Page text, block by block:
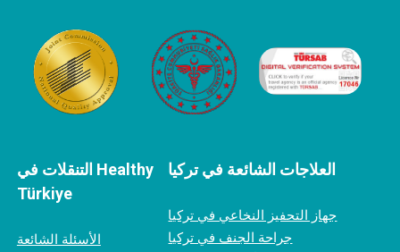
التنقلات في Healthy
Türkiye
الأسئلة الشائعة
العلاجات الشائعة في تركيا
جهاز التحفيز النخاعي في تركيا
جراحة الجنف في تركيا